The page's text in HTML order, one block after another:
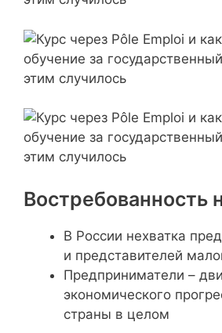
Востребованность
В России нехватка
и представителей
Предприниматели –
экономического
страны в целом